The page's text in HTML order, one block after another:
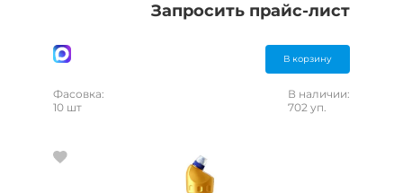
Запросить прайс-лист
В корзину
Фасовка:
10 шт
В наличии:
702 уп.